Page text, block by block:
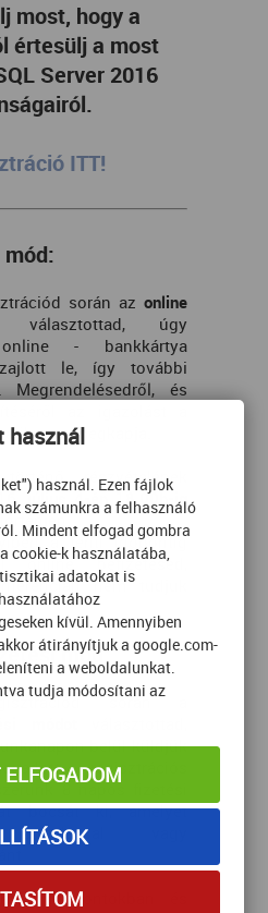
most, hogy a
értesülj a most
Server 2016
ITT!
során az online
választottad, úgy
online - bankkártya
le, így további
Megrendelésedről, és
megkapja.
részvételének
július 4-én 18.00h-ig
a fenti időpontig
befizetésed,
nem tudjuk
mód:
során a
módot
belül küldjük
regisztrációs
8 napos fizetési
bocsát ki, amelyet
átutalással vagy
időpontokban és
használ
használ. Ezen fájlok
számunkra a felhasználó
Mindent elfogad gombra
cookie-k használatába,
adatokat is
kívül. Amennyiben
átirányítjuk a google.com-
a weboldalunkat.
tudja módosítani az